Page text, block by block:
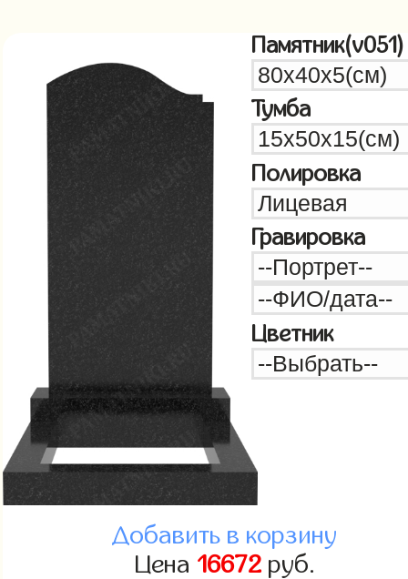
Памятник(v051)
Тумба
Полировка
Гравировка
Цветник
Добавить в корзину
Цена 16672руб.